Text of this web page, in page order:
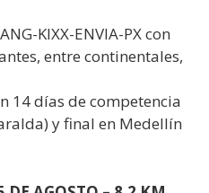
KIXX-ENVIA-PX con
entre continentales,
14 días de competencia
y final en Medellín